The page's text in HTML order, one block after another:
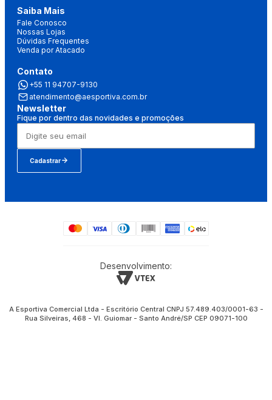
Saiba Mais
Fale Conosco
Nossas Lojas
Dúvidas Frequentes
Venda por Atacado
Contato
+55 11 94707-9130
atendimento@aesportiva.com.br
Newsletter
Fique por dentro das novidades e promoções
Cadastrar
Desenvolvimento:
A Esportiva Comercial Ltda - Escritório Central CNPJ 57.489.403/0001-63 -
Rua Silveiras, 468 - Vl. Guiomar - Santo André/SP CEP 09071-100